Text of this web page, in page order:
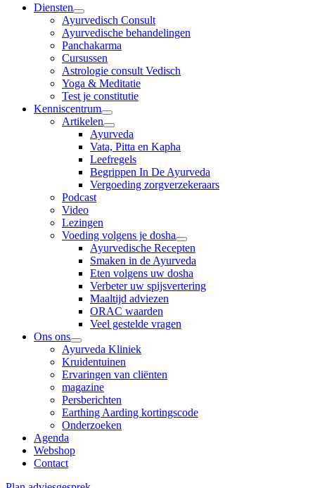
Diensten
Ayurvedisch Consult
Ayurvedische behandelingen
Panchakarma
Cursussen
Astrologie consult Vedisch
Yoga & Meditatie
Test je constitutie
Kenniscentrum
Artikelen
Ayurveda
Vata, Pitta en Kapha
Leefregels
Begrippen In De Ayurveda
Vergoeding zorgverzekeraars
Podcast
Video
Lezingen
Voeding volgens je dosha
Ayurvedische Recepten
Smaken in de Ayurveda
Eten volgens uw dosha
Verbeter uw spijsvertering
Maaltijd adviezen
ORAC waarden
Veel gestelde vragen
Ons ons
Ayurveda Kliniek
Kruidentuinen
Ervaringen van cliënten
magazine
Persberichten
Earthing Aarding kortingscode
Onderzoeken
Agenda
Webshop
Contact